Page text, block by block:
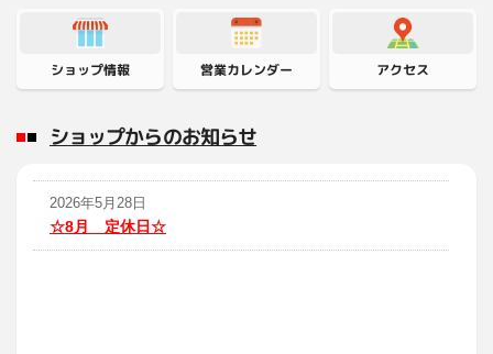
ショップ情報 営業カレンダー アクセス
ショップからのお知らせ
2026年5月28日
☆8月 定休日☆